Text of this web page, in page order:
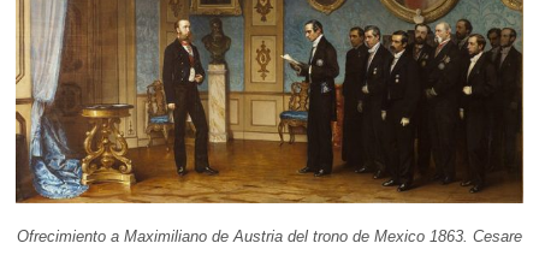
Ofrecimiento a Maximiliano de Austria del trono de Mexico 1863. Cesare